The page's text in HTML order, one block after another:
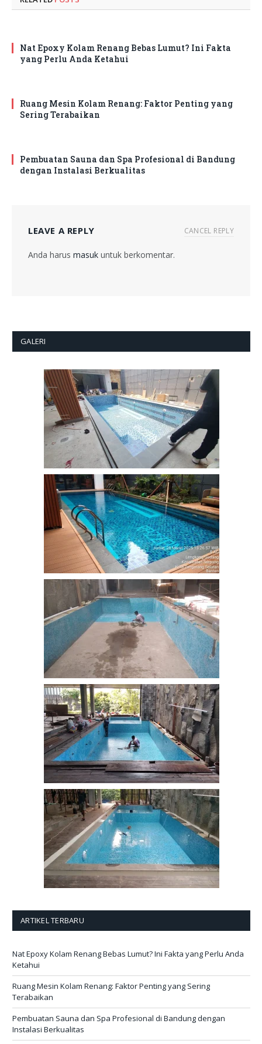
Nat Epoxy Kolam Renang Bebas Lumut? Ini Fakta
yang Perlu Anda Ketahui
Ruang Mesin Kolam Renang: Faktor Penting yang
Sering Terabaikan
Pembuatan Sauna dan Spa Profesional di Bandung
dengan Instalasi Berkualitas
LEAVE A REPLY CANCEL REPLY
Anda harus masuk untuk berkomentar.
GALERI
ARTIKEL TERBARU
Nat Epoxy Kolam Renang Bebas Lumut? Ini Fakta yang Perlu Anda
Ketahui
Ruang Mesin Kolam Renang: Faktor Penting yang Sering
Terabaikan
Pembuatan Sauna dan Spa Profesional di Bandung dengan
Instalasi Berkualitas